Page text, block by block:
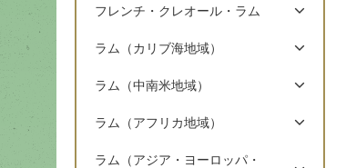
フレンチ・クレオール・ラム
ラム（カリブ海地域）
ラム（中南米地域）
ラム（アフリカ地域）
ラム（アジア・ヨーロッパ・